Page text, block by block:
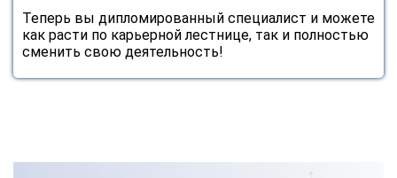
Теперь вы дипломированный специалист и можете
как расти по карьерной лестнице, так и полностью
сменить свою деятельность!